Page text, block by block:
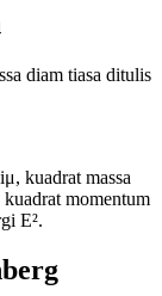
diam tiasa ditulis
kuadrat massa
momentum
E².